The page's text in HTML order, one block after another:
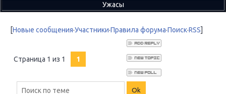
Ужасы
[Новые сообщения·Участники·Правила форума·Поиск·RSS]
Страница 1 из 1 1